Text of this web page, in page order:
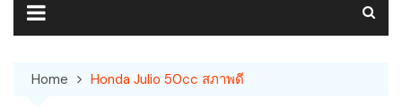
Home Honda Julio 50cc สภาพดี